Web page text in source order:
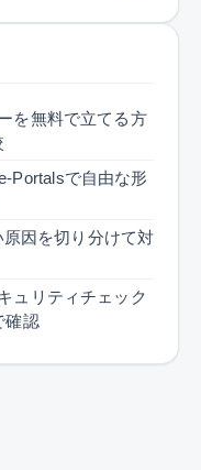
を無料で立てる方
Portalsで自由な形
因を切り分けて対
ュリティチェック
確認